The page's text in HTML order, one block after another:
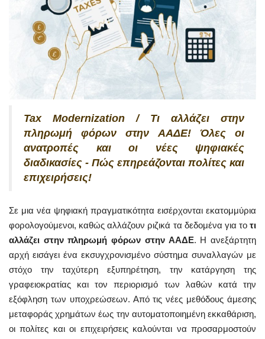
Tax Modernization / Τι αλλάζει στην
πληρωμή φόρων στην ΑΑΔΕ! Όλες οι
ανατροπές και οι νέες ψηφιακές
διαδικασίες - Πώς επηρεάζονται πολίτες και
επιχειρήσεις!
Σε μια νέα ψηφιακή πραγματικότητα εισέρχονται εκατομμύρια
φορολογούμενοι, καθώς αλλάζουν ριζικά τα δεδομένα για το τι
αλλάζει στην πληρωμή φόρων στην ΑΑΔΕ. Η ανεξάρτητη
αρχή εισάγει ένα εκσυγχρονισμένο σύστημα συναλλαγών με
στόχο την ταχύτερη εξυπηρέτηση, την κατάργηση της
γραφειοκρατίας και τον περιορισμό των λαθών κατά την
εξόφληση των υποχρεώσεων. Από τις νέες μεθόδους άμεσης
μεταφοράς χρημάτων έως την αυτοματοποιημένη εκκαθάριση,
οι πολίτες και οι επιχειρήσεις καλούνται να προσαρμοστούν